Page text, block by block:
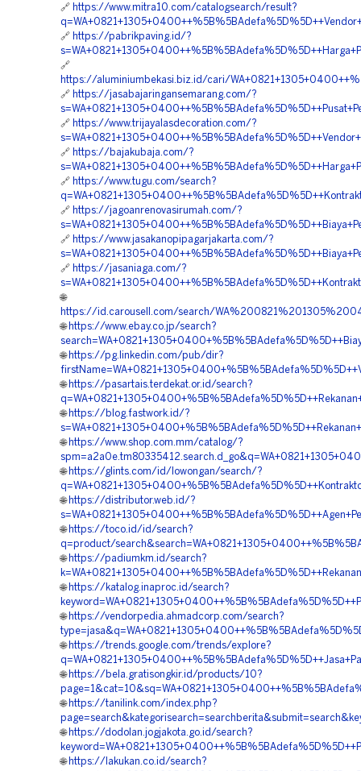
🔗 https://www.mitra10.com/catalogsearch/result?
🔗 https://pabrikpaving.id/?
🔗
https://aluminiumbekasi.biz.id/cari/
🔗 https://jasabajaringansemarang.com/?
🔗 https://www.trijayalasdecoration.com/?
🔗 https://bajakubaja.com/?
🔗 https://www.tugu.com/search?
🔗 https://jagoanrenovasirumah.com/?
🔗 https://www.jasakanopipagarjakarta.com/?
🔗 https://jasaniaga.com/?
🌐
https://id.carousell.com/search/
🌐 https://www.ebay.co.jp/search?
🌐 https://pg.linkedin.com/pub/dir?
🌐 https://pasartais.terdekat.or.id/search?
🌐 https://blog.fastwork.id/?
🌐 https://www.shop.com.mm/catalog/?
🌐 https://glints.com/id/lowongan/search/?
🌐 https://distributor.web.id/?
🌐 https://toco.id/id/search?
q=product/
🌐 https://padiumkm.id/search?
🌐 https://katalog.inaproc.id/search?
🌐 https://vendorpedia.ahmadcorp.com/search?
🌐 https://trends.google.com/trends/explore?
🌐 https://bela.gratisongkir.id/products/10?
🌐 https://tanilink.com/index.php?
🌐 https://dodolan.jogjakota.go.id/search?
🌐 https://lakukan.co.id/search?